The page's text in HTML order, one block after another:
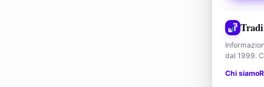
dal 1999.
Chi siamo